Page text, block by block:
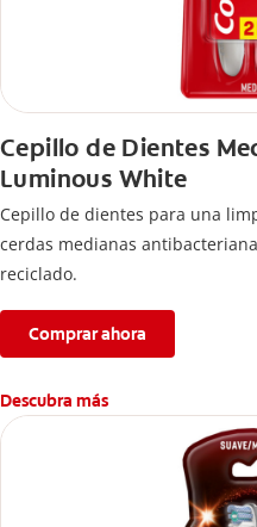
Cepillo de Dientes
Luminous White
Cepillo de dientes para una
cerdas medianas
reciclado.
Comprar ahora
Descubra más